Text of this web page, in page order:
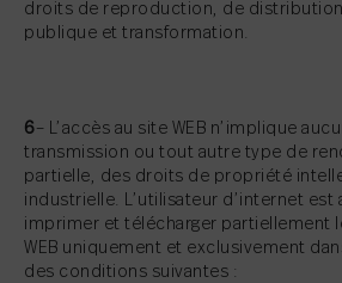
droits de reproduction, de
publique et transformation.
6– L’accès au site WEB n’implique
transmission ou tout autre type de
partielle, des droits de propriété
industrielle. L’utilisateur d’internet est
imprimer et télécharger partiellement
WEB uniquement et exclusivement
des conditions suivantes :